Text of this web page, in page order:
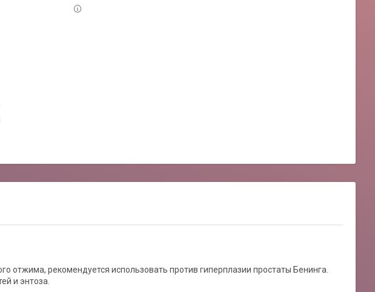
отжима, рекомендуется использовать против гиперплазии простаты Бенинга.
и энтоза.